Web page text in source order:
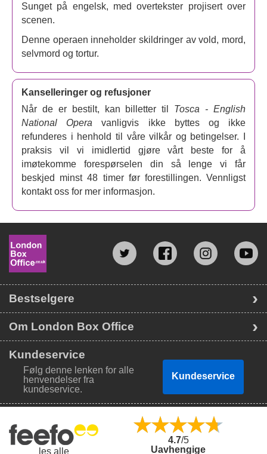
Sunget på engelsk, med overtekster projisert over
scenen.
Denne operaen inneholder skildringer av vold, mord,
selvmord og tortur.
Kanselleringer og refusjoner
Når de er bestilt, kan billetter til Tosca - English
National Opera vanligvis ikke byttes og ikke
refunderes i henhold til våre vilkår og betingelser. I
praksis vil vi imidlertid gjøre vårt beste for å
imøtekomme forespørselen din så lenge vi får
beskjed minst 48 timer før forestillingen. Vennligst
kontakt oss for mer informasjon.
Bestselgere
Om London Box Office
Kundeservice
Følg denne lenken for alle
henvendelser fra
kundeservice.
Kundeservice
les alle
4.7/5
Uavhengige